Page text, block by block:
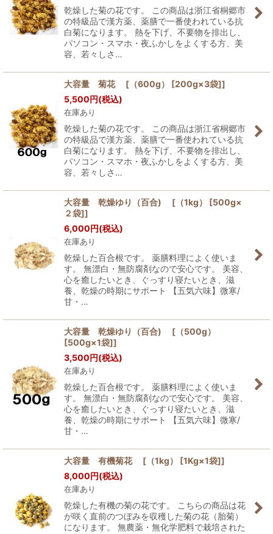
乾燥した菊の花です。 この商品は浙江省桐郷市
の特級品で漢方薬、薬膳で一番使われている抗
白菊になります。 熱を下げ、不要物を排出し、
パソコン・スマホ・夜ふかしをよくする方、美
容、若々しさ…
大容量 菊花 [（600g） [200g×3袋]]
5,500円(税込)
在庫あり
乾燥した菊の花です。 この商品は浙江省桐郷市
の特級品で漢方薬、薬膳で一番使われている抗
白菊になります。 熱を下げ、不要物を排出し、
パソコン・スマホ・夜ふかしをよくする方、美
容、若々しさ…
大容量 乾燥ゆり（百合) [（1kg） [500g×
２袋]]
6,000円(税込)
在庫あり
乾燥した百合根です。 薬膳料理によく使いま
す。 無漂白・無防腐剤なので安心です。 美容、
心を癒したいとき、ぐっすり寝たいとき、滋
養、乾燥の時期にサポート 【五気六味】微寒/
甘・…
大容量 乾燥ゆり（百合) [（500g）
[500g×1袋]]
3,500円(税込)
在庫あり
乾燥した百合根です。 薬膳料理によく使いま
す。 無漂白・無防腐剤なので安心です。 美容、
心を癒したいとき、ぐっすり寝たいとき、滋
養、乾燥の時期にサポート 【五気六味】微寒/
甘・…
大容量 有機菊花 [（1kg） [1Kg×1袋]]
8,000円(税込)
在庫あり
乾燥した有機の菊の花です。 こちらの商品は花
が咲く直前のつぼみを収穫した菊の花（胎菊）
になります。 無農薬・無化学肥料で栽培された